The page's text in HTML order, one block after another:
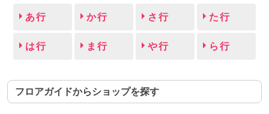
あ行 か行 さ行 た行
は行 ま行 や行 ら行
フロアガイドからショップを探す